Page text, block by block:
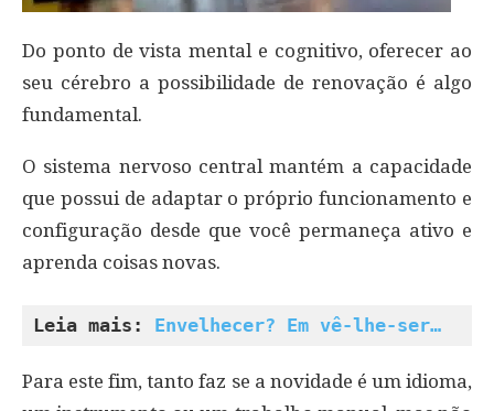
Do ponto de vista mental e cognitivo, oferecer ao
seu cérebro a possibilidade de renovação é algo
fundamental.
O sistema nervoso central mantém a capacidade
que possui de adaptar o próprio funcionamento e
configuração desde que você permaneça ativo e
aprenda coisas novas.
Leia mais: Envelhecer? Em vê-lhe-ser…
Para este fim, tanto faz se a novidade é um idioma,